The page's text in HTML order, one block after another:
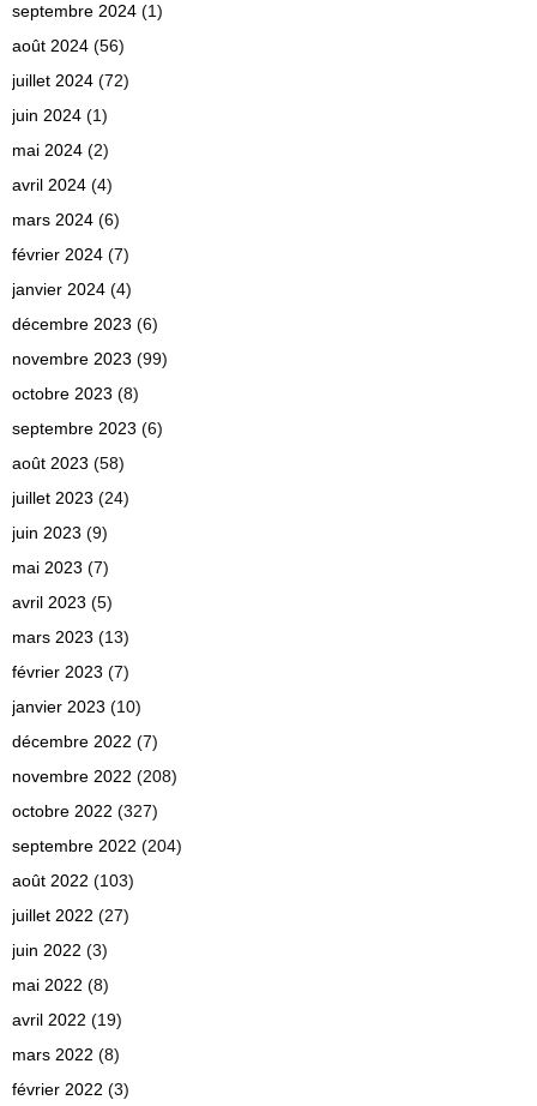
septembre 2024 (1)
août 2024 (56)
juillet 2024 (72)
juin 2024 (1)
mai 2024 (2)
avril 2024 (4)
mars 2024 (6)
février 2024 (7)
janvier 2024 (4)
décembre 2023 (6)
novembre 2023 (99)
octobre 2023 (8)
septembre 2023 (6)
août 2023 (58)
juillet 2023 (24)
juin 2023 (9)
mai 2023 (7)
avril 2023 (5)
mars 2023 (13)
février 2023 (7)
janvier 2023 (10)
décembre 2022 (7)
novembre 2022 (208)
octobre 2022 (327)
septembre 2022 (204)
août 2022 (103)
juillet 2022 (27)
juin 2022 (3)
mai 2022 (8)
avril 2022 (19)
mars 2022 (8)
février 2022 (3)